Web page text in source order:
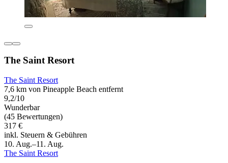
The Saint Resort
The Saint Resort
7,6 km von Pineapple Beach entfernt
9,2/10
Wunderbar
(45 Bewertungen)
317 €
inkl. Steuern & Gebühren
10. Aug.–11. Aug.
The Saint Resort